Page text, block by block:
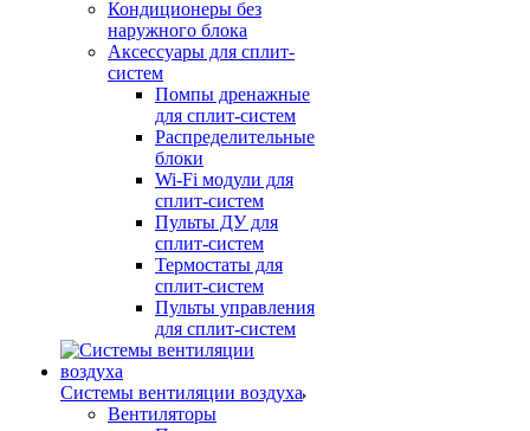
Кондиционеры без
наружного блока
Аксессуары для сплит-
систем
Помпы дренажные
для сплит-систем
Распределительные
блоки
Wi-Fi модули для
сплит-систем
Пульты ДУ для
сплит-систем
Термостаты для
сплит-систем
Пульты управления
для сплит-систем
Системы вентиляции воздуха
Вентиляторы